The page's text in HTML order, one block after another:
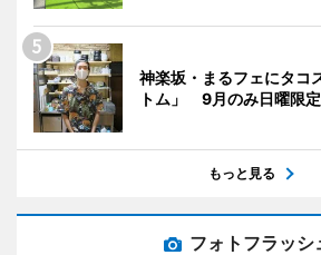
神楽坂・まるフェにタコ
トム」 9月のみ日曜限
もっと見る
フォトフラッシ